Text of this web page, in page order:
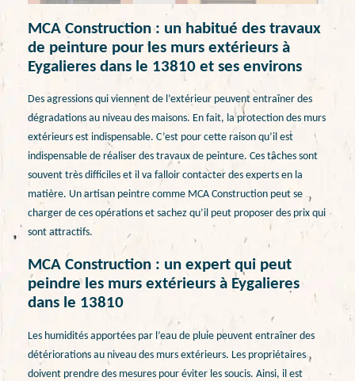
MCA Construction : un habitué des travaux
de peinture pour les murs extérieurs à
Eygalieres dans le 13810 et ses environs
Des agressions qui viennent de l’extérieur peuvent entraîner des
dégradations au niveau des maisons. En fait, la protection des murs
extérieurs est indispensable. C’est pour cette raison qu’il est
indispensable de réaliser des travaux de peinture. Ces tâches sont
souvent très difficiles et il va falloir contacter des experts en la
matière. Un artisan peintre comme MCA Construction peut se
charger de ces opérations et sachez qu’il peut proposer des prix qui
sont attractifs.
MCA Construction : un expert qui peut
peindre les murs extérieurs à Eygalieres
dans le 13810
Les humidités apportées par l’eau de pluie peuvent entraîner des
détériorations au niveau des murs extérieurs. Les propriétaires
doivent prendre des mesures pour éviter les soucis. Ainsi, il est